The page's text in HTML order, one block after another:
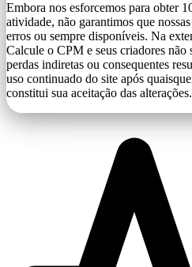
Embora nos esforcemos para obter
atividade, não garantimos que
erros ou sempre disponíveis. Na
Calcule o CPM e seus criadores não
perdas indiretas ou consequentes
uso continuado do site após
constitui sua aceitação das alterações.